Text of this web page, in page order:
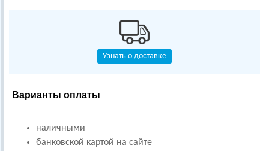
Узнать о доставке
Варианты оплаты
наличными
банковской картой на сайте